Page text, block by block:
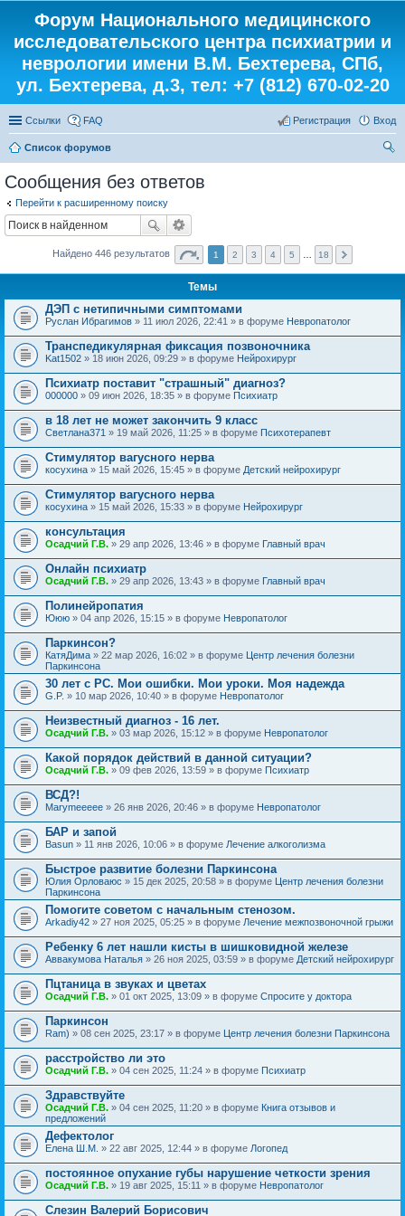
Форум Национального медицинского
исследовательского центра психиатрии и
неврологии имени В.М. Бехтерева, СПб,
ул. Бехтерева, д.3, тел: +7 (812) 670-02-20
Ссылки FAQ Вход
Регистрация
Список форумов
Сообщения без ответов
Перейти к расширенному поиску
Найдено 446 результатов 1 2 3 4 5 18
Темы
ДЭП с нетипичными симптомами
Руслан Ибрагимов » 11 июл 2026, 22:41 » в форуме Невропатолог
Транспедикулярная фиксация позвоночника
Kat1502 » 18 июн 2026, 09:29 » в форуме Нейрохирург
Психиатр поставит "страшный" диагноз?
000000 » 09 июн 2026, 18:35 » в форуме Психиатр
в 18 лет не может закончить 9 класс
Светлана371 » 19 май 2026, 11:25 » в форуме Психотерапевт
Стимулятор вагусного нерва
косухина » 15 май 2026, 15:45 » в форуме Детский нейрохирург
Стимулятор вагусного нерва
косухина » 15 май 2026, 15:33 » в форуме Нейрохирург
консультация
Осадчий Г.В. » 29 апр 2026, 13:46 » в форуме Главный врач
Онлайн психиатр
Осадчий Г.В. » 29 апр 2026, 13:43 » в форуме Главный врач
Полинейропатия
Ююю » 04 апр 2026, 15:15 » в форуме Невропатолог
Паркинсон?
КатяДима » 22 мар 2026, 16:02 » в форуме Центр лечения болезни
Паркинсона
30 лет с РС. Мои ошибки. Мои уроки. Моя надежда
G.P. » 10 мар 2026, 10:40 » в форуме Невропатолог
Неизвестный диагноз - 16 лет.
Осадчий Г.В. » 03 мар 2026, 15:12 » в форуме Невропатолог
Какой порядок действий в данной ситуации?
Осадчий Г.В. » 09 фев 2026, 13:59 » в форуме Психиатр
ВСД?!
Marymeeeee » 26 янв 2026, 20:46 » в форуме Невропатолог
БАР и запой
Basun » 11 янв 2026, 10:06 » в форуме Лечение алкоголизма
Быстрое развитие болезни Паркинсона
Юлия Орловаюс » 15 дек 2025, 20:58 » в форуме Центр лечения болезни
Паркинсона
Помогите советом с начальным стенозом.
Arkadiy42 » 27 ноя 2025, 05:25 » в форуме Лечение межпозвоночной грыжи
Ребенку 6 лет нашли кисты в шишковидной железе
Аввакумова Наталья » 26 ноя 2025, 03:59 » в форуме Детский нейрохирург
Пцтаница в звуках и цветах
Осадчий Г.В. » 01 окт 2025, 13:09 » в форуме Спросите у доктора
Паркинсон
Ram) » 08 сен 2025, 23:17 » в форуме Центр лечения болезни Паркинсона
расстройство ли это
Осадчий Г.В. » 04 сен 2025, 11:24 » в форуме Психиатр
Здравствуйте
Осадчий Г.В. » 04 сен 2025, 11:20 » в форуме Книга отзывов и
предложений
Дефектолог
Елена Ш.М. » 22 авг 2025, 12:44 » в форуме Логопед
постоянное опухание губы нарушение четкости зрения
Осадчий Г.В. » 19 авг 2025, 15:11 » в форуме Невропатолог
Слезин Валерий Борисович